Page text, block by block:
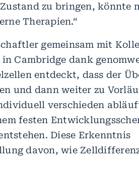
zu bringen, könnte
Therapien.“
gemeinsam mit
Cambridge dank
entdeckt, dass der
und dann weiter zu
verschieden
festen
Diese Erkenntnis
davon, wie